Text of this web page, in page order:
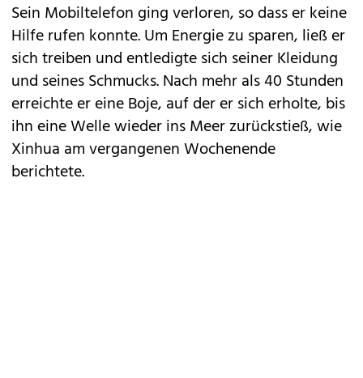
Sein Mobiltelefon ging verloren, so dass er keine
Hilfe rufen konnte. Um Energie zu sparen, ließ er
sich treiben und entledigte sich seiner Kleidung
und seines Schmucks. Nach mehr als 40 Stunden
erreichte er eine Boje, auf der er sich erholte, bis
ihn eine Welle wieder ins Meer zurückstieß, wie
Xinhua am vergangenen Wochenende
berichtete.